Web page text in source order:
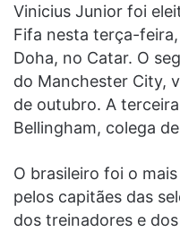
Vinicius Junior foi
Fifa nesta terça-
Doha, no Catar. O
do Manchester City,
de outubro. A
Bellingham, colega
O brasileiro foi o
pelos capitães das
dos treinadores e